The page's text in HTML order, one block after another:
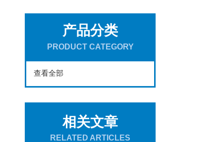
产品分类
PRODUCT CATEGORY
查看全部
相关文章
RELATED ARTICLES